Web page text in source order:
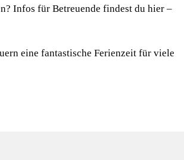
Infos für Betreuende findest du hier –
eine fantastische Ferienzeit für viele